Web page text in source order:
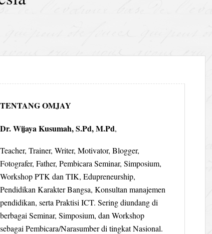
TENTANG OMJAY
Dr. Wijaya Kusumah, S.Pd, M.Pd,
Teacher, Trainer, Writer, Motivator, Blogger,
Fotografer, Father, Pembicara Seminar, Simposium,
Workshop PTK dan TIK, Edupreneurship,
Pendidikan Karakter Bangsa, Konsultan manajemen
pendidikan, serta Praktisi ICT. Sering diundang di
berbagai Seminar, Simposium, dan Workshop
sebagai Pembicara/Narasumber di tingkat Nasional.